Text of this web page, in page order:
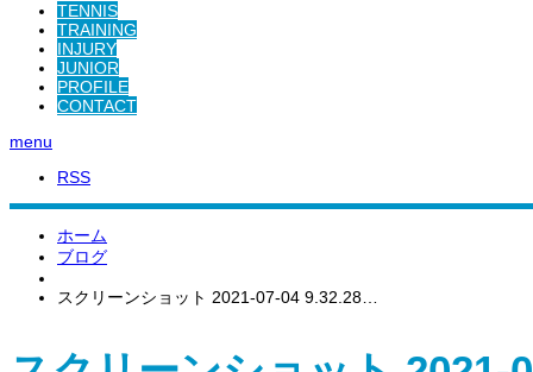
TENNIS
TRAINING
INJURY
JUNIOR
PROFILE
CONTACT
menu
RSS
ホーム
ブログ
スクリーンショット 2021-07-04 9.32.28…